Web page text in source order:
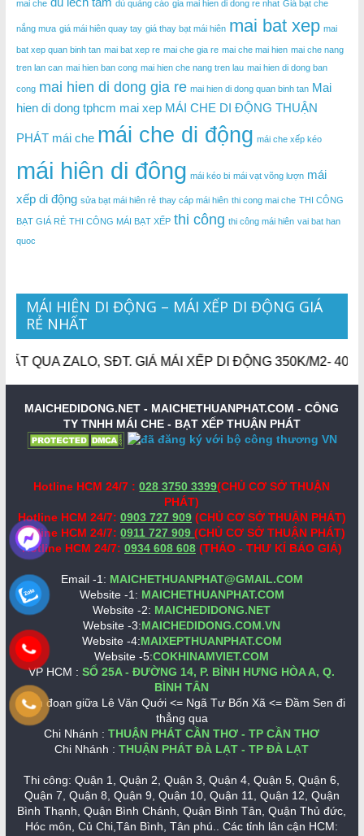
mai che
dù quảng cáo gia mai hien di dong re nhat Giá bạt che
nắng mưa giá mái hiên quay tay giá thay bạt mái hiên mai bat xep mai
bat xep quan binh tan mai bat xep re mai che gia re mai che mai hien mai che nang
tren lan can mai hien ban cong mai hien che nang tren lau mai hien di dong ban
cong mai hien di dong gia re mai hien di dong quan binh tan Mai
hien di dong tphcm mai xep MÁI CHE DI ĐỘNG THUẬN
PHÁT mái che mái che di động mái che xếp kéo
mái hiên di đông mái kéo bi mái vạt võng lượn mái
xếp di động sửa bạt mái hiên rẻ thay cáp mái hiên thi cong mai che THI CÔNG
BẠT GIÁ RẺ THI CÔNG MÁI BẠT XẾP thi công thi công mái hiên vai bat han
quoc
MÁI HIÊN DI ĐỘNG – MÁI XẾP DI ĐỘNG GIÁ
RẺ NHẤT
ZALO, SĐT. GIÁ MÁI XẾP DI ĐỘNG 350K/M2- 400K/
MAICHEDIDONG.NET - MAICHETHUANPHAT.COM - CÔNG
TY TNHH MÁI CHE - BẠT XẾP THUẬN PHÁT
Hotline HCM 24/7 :028 3750 3399(CHỦ CƠ SỞ THUẬN
PHÁT)
Hotline HCM 24/7: 0903 727 909 (CHỦ CƠ SỞ THUẬN PHÁT)
Hotline HCM 24/7: 0911 727 909(CHỦ CƠ SỞ THUẬN PHÁT)
Hotline HCM 24/7: 0934 608 608 (THẢO - THƯ KÍ BÁO GIÁ)
Email -1: MAICHETHUANPHAT@GMAIL.COM
Website -1: MAICHETHUANPHAT.COM
Website -2: MAICHEDIDONG.NET
Website -3:MAICHEDIDONG.COM.VN
Website -4:MAIXEPTHUANPHAT.COM
Website -5:COKHINAMVIET.COM
VP HCM :SỐ 25A - ĐƯỜNG 14, P. BÌNH HƯNG HÒA A, Q.
BÌNH TÂN
Nằm đoạn giữa Lê Văn Quới <= Ngã Tư Bốn Xã <= Đầm Sen đi
thẳng qua
Chi Nhánh : THUẬN PHÁT CẦN THƠ - TP CẦN THƠ
Chi Nhánh : THUẬN PHÁT ĐÀ LẠT - TP ĐÀ LẠT
Thi công: Quận 1, Quận 2, Quận 3, Quận 4, Quận 5, Quận 6,
Quận 7, Quận 8, Quận 9, Quận 10, Quận 11, Quận 12, Quận
Bình Thạnh, Quận Bình Chánh, Quận Bình Tân, Quận Thủ đức,
Hóc môn, Củ Chi,Tân Bình, Tân phú.. Các tỉnh lân cận HCM: